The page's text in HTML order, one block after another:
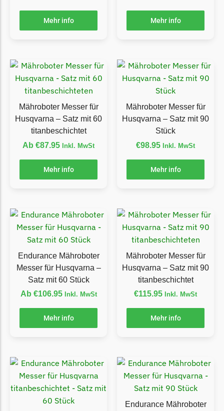
Powerworks Messer
Begrenzungsdraht
Robomow Messer
Begrenzungsdraht
Scheppach Messer
Begrenzungsdraht
Segway
Segway Navimow Messer
TECH Line
TECH Line Messer
Begrenzungsdraht
Texas
WOLF-Garten
Wolf-Garten Messer
Begrenzungsdraht
Mehr info Mehr info
Mähroboter Messer für
Husqvarna – Satz mit 60
titanbeschichtet
Ab €87.95 Inkl. MwSt
Mehr info
Mähroboter Messer für
Husqvarna – Satz mit 90
Stück
€98.95 Inkl. MwSt
Mehr info
Endurance Mähroboter
Messer für Husqvarna –
Satz mit 60 Stück
Ab €106.95 Inkl. MwSt
Mehr info
Mähroboter Messer für
Husqvarna – Satz mit 90
titanbeschichtet
€115.95 Inkl. MwSt
Mehr info
Endurance Mähroboter